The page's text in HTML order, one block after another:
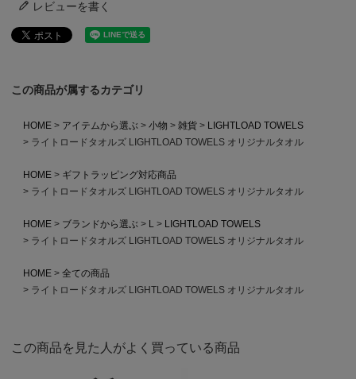
レビューを書く
この商品が属するカテゴリ
HOME アイテムから選ぶ 小物 雑貨
LIGHTLOAD TOWELS
ライトロードタオルズ LIGHTLOAD TOWELS オリジナルタオル
HOME
ギフトラッピング対応商品
ライトロードタオルズ LIGHTLOAD TOWELS オリジナルタオル
HOME ブランドから選ぶ L
LIGHTLOAD TOWELS
ライトロードタオルズ LIGHTLOAD TOWELS オリジナルタオル
HOME
全ての商品
ライトロードタオルズ LIGHTLOAD TOWELS オリジナルタオル
この商品を見た人がよく買っている商品